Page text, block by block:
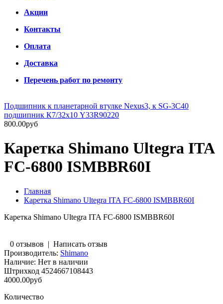
Акции
Контакты
Оплата
Доставка
Перечень работ по ремонту
Подшипник к планетарной втулке Nexus3, к SG-3C40
подшипник К7/32х10 Y33R90220
800.00руб
Каретка Shimano Ultegra ITA
FC-6800 ISMBBR60I
Главная
Каретка Shimano Ultegra ITA FC-6800 ISMBBR60I
Каретка Shimano Ultegra ITA FC-6800 ISMBBR60I
0 отзывов | Написать отзыв
Производитель: Shimano
Наличие: Нет в наличии
Штрихкод 4524667108443
4000.00руб
Количество